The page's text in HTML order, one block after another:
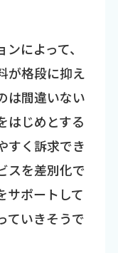
によって、
が格段に抑え
は間違いない
はじめとする
すく訴求でき
スを差別化で
サポートして
ていきそうで